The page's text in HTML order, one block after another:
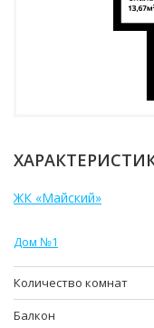
ЖК «Майский»
Дом №1
Количество комнат
Балкон